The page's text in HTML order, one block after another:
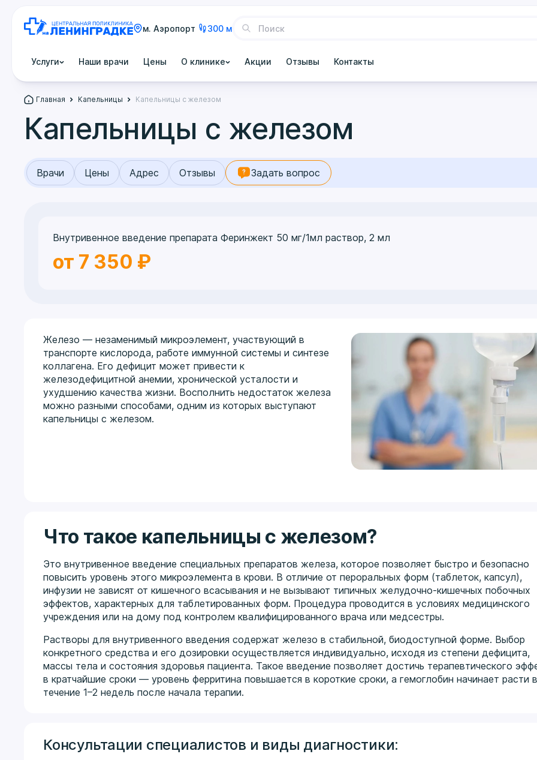
м. Аэропорт 300 м
Услуги Наши врачи Цены О клинике Акции Отзывы Контакты
Главная Капельницы Капельницы с железом
Капельницы с железом
Врачи Цены Адрес Отзывы Задать вопрос
Внутривенное введение препарата Феринжект 50 мг/1мл раствор, 2 мл
от 7 350 ₽
Железо — незаменимый микроэлемент, участвующий в
транспорте кислорода, работе иммунной системы и синтезе
коллагена. Его дефицит может привести к
железодефицитной анемии, хронической усталости и
ухудшению качества жизни. Восполнить недостаток железа
можно разными способами, одним из которых выступают
капельницы с железом.
Что такое капельницы с железом?
Это внутривенное введение специальных препаратов железа, которое позволяет быстро и безопасно
повысить уровень этого микроэлемента в крови. В отличие от пероральных форм (таблеток, капсул),
инфузии не зависят от кишечного всасывания и не вызывают типичных желудочно-кишечных побочных
эффектов, характерных для таблетированных форм. Процедура проводится в условиях медицинского
учреждения или на дому под контролем квалифицированного врача или медсестры.
Растворы для внутривенного введения содержат железо в стабильной, биодоступной форме. Выбор
конкретного средства и его дозировки осуществляется индивидуально, исходя из степени дефицита,
массы тела и состояния здоровья пациента. Такое введение позволяет достичь терапевтического
в кратчайшие сроки — уровень ферритина повышается в короткие сроки, а гемоглобин начинает расти в
течение 1–2 недель после начала терапии.
Консультации специалистов и виды диагностики: